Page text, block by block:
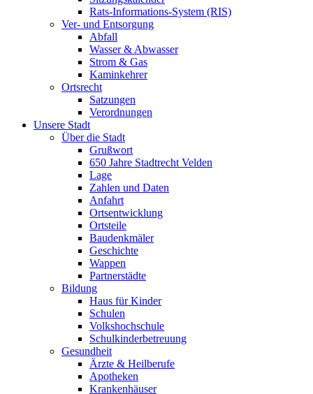
Rats-Informations-System (RIS)
Ver- und Entsorgung
Abfall
Wasser & Abwasser
Strom & Gas
Kaminkehrer
Ortsrecht
Satzungen
Verordnungen
Unsere Stadt
Über die Stadt
Grußwort
650 Jahre Stadtrecht Velden
Lage
Zahlen und Daten
Anfahrt
Ortsentwicklung
Ortsteile
Baudenkmäler
Geschichte
Wappen
Partnerstädte
Bildung
Haus für Kinder
Schulen
Volkshochschule
Schulkinderbetreuung
Gesundheit
Ärzte & Heilberufe
Apotheken
Krankenhäuser